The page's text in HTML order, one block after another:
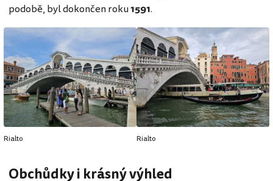
podobě, byl dokončen roku1591.
Rialto Rialto
Obchůdky i krásný výhled